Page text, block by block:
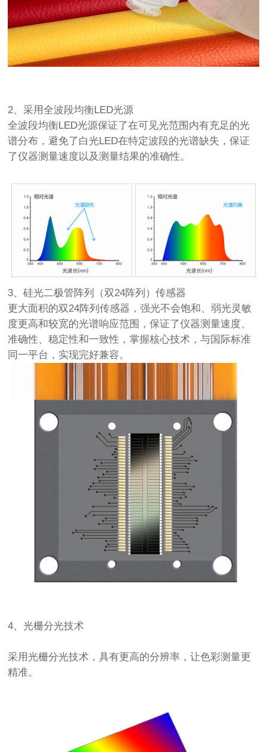
2、采用全波段均衡LED光源
全波段均衡LED光源保证了在可见光范围内有充足的光
谱分布，避免了白光LED在特定波段的光谱缺失，保证
了仪器测量速度以及测量结果的准确性。
3、硅光二极管阵列（双24阵列）传感器
更大面积的双24阵列传感器，强光不会饱和、弱光灵敏
度更高和较宽的光谱响应范围，保证了仪器测量速度、
准确性、稳定性和一致性，掌握核心技术，与国际标准
同一平台，实现完好兼容。
4、光栅分光技术
采用光栅分光技术，具有更高的分辨率，让色彩测量更
精准。